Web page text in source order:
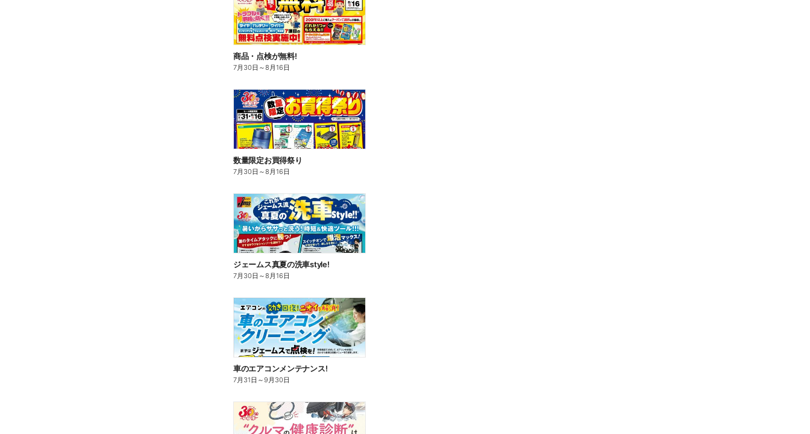
商品・点検が無料!
7月30日 ～8月16日
数量限定お買得祭り
7月30日 ～8月16日
ジェームス真夏の洗車style!
7月30日 ～8月16日
車のエアコンメンテナンス!
7月31日 ～9月30日